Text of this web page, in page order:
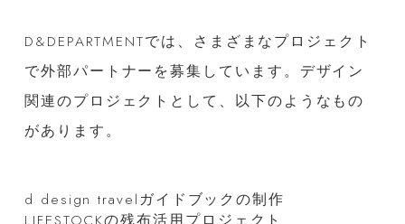
D&DEPARTMENTでは、さまざまなプロジェクト
で外部パートナーを募集しています。デザイン
関連のプロジェクトとして、以下のようなもの
があります。
d design travelガイドブックの制作
LIFESTOCKの残布活用プロジェクト